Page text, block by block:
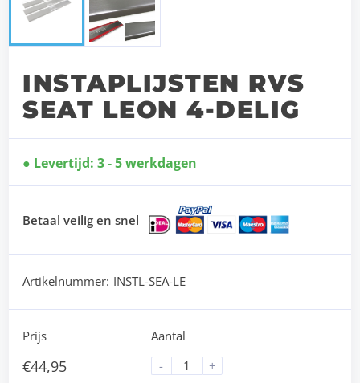
INSTAPLIJSTEN RVS
SEAT LEON 4-DELIG
Levertijd: 3 - 5 werkdagen
Betaal veilig en snel
Artikelnummer: INSTL-SEA-LE
Prijs
€44,95
Aantal
-
+